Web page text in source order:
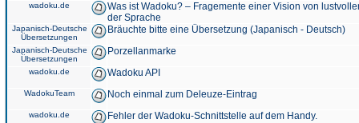
wadoku.de
Was ist Wadoku? – Fragemente einer Vision von
der Sprache
Japanisch-Deutsche
Übersetzungen
Bräuchte bitte eine Übersetzung (Japanisch - Deutsch)
Japanisch-Deutsche
Übersetzungen
Porzellanmarke
wadoku.de Wadoku API
WadokuTeam Noch einmal zum Deleuze-Eintrag
wadoku.de Fehler der Wadoku-Schnittstelle auf dem Handy.